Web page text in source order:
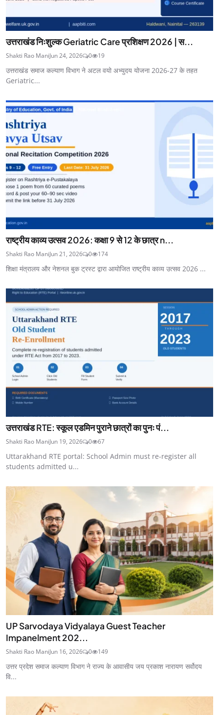
उत्तराखंड निःशुल्क Geriatric Care प्रशिक्षण 2026 | स...
Shakti Rao ManiJun 24, 2026 0 19
उत्तराखंड समाज कल्याण विभाग ने अटल वयो अभ्युदय योजना 2026-27 के तहत
Geriatric...
राष्ट्रीय काव्य उत्सव 2026: कक्षा 9 से 12 के छात्र n...
Shakti Rao ManiJun 21, 2026 0 174
शिक्षा मंत्रालय और नेशनल बुक ट्रस्ट द्वारा आयोजित राष्ट्रीय काव्य उत्सव 2026 ...
उत्तराखंड RTE: स्कूल एडमिन पुराने छात्रों का पुनः पं...
Shakti Rao ManiJun 19, 2026 0 67
Uttarakhand RTE portal: School Admin must re-register all
students admitted u...
UP Sarvodaya Vidyalaya Guest Teacher
Impanelment 202...
Shakti Rao ManiJun 16, 2026 0 149
उत्तर प्रदेश समाज कल्याण विभाग ने राज्य के आवासीय जय प्रकाश नारायण सर्वोदय
वि...